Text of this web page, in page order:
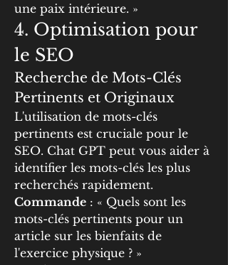
une paix intérieure. »
4. Optimisation pour
le SEO
Recherche de Mots-Clés
Pertinents et Originaux
L'utilisation de mots-clés
pertinents est cruciale pour le
SEO. Chat GPT peut vous aider à
identifier les mots-clés les plus
recherchés rapidement.
Commande : « Quels sont les
mots-clés pertinents pour un
article sur les bienfaits de
l'exercice physique ? »